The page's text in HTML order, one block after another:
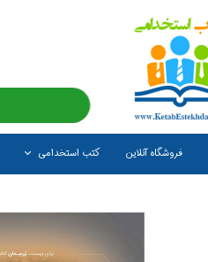
فروشگاه آنلاین کتب استخدامی